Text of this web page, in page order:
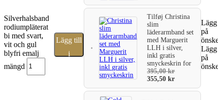
Silverhalsband
rodiumpläterat
bi med svart,
vit och gul
blyfri emalj
mängd
Lägg till
i
TilføjChristina
slim
läderarmband set
med Marguerit
LLH i silver,
inkl gratis
smyckeskrinfor
395,00kr
355,50kr
på
på